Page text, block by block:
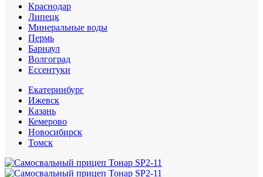
Краснодар
Липецк
Минеральные воды
Пермь
Барнаул
Волгоград
Еcсентуки
Екатеринбург
Ижевск
Казань
Кемерово
Новосибирск
Томск